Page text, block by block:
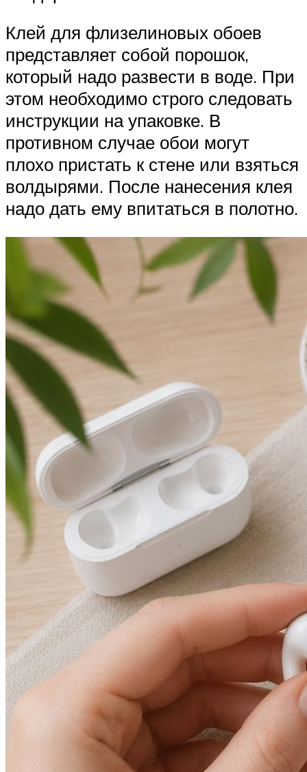
Клей для флизелиновых обоев
представляет собой порошок,
который надо развести в воде. При
этом необходимо строго следовать
инструкции на упаковке. В
противном случае обои могут
плохо пристать к стене или взяться
волдырями. После нанесения клея
надо дать ему впитаться в полотно.